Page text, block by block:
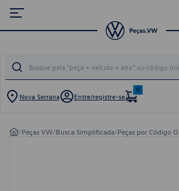
Nova Serrana Entre/registre-se
0
/Peças VW/Busca Simplificada/Peças por Código